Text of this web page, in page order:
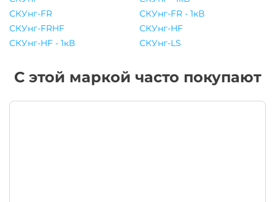
СКУнг-FR
СКУнг-FR - 1кВ
СКУнг-FRHF
СКУнг-HF
СКУнг-HF - 1кВ
СКУнг-LS
С этой маркой часто покупают